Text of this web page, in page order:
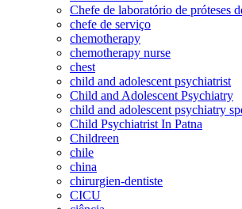
Chefe de laboratório de próteses
chefe de serviço
chemotherapy
chemotherapy nurse
chest
child and adolescent psychiatrist
Child and Adolescent Psychiatry
child and adolescent psychiatry
Child Psychiatrist In Patna
Childreen
chile
china
chirurgien-dentiste
CICU